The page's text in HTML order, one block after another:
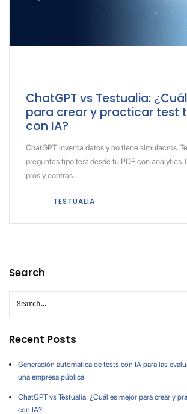
ChatGPT vs Testualia:
para crear y practicar test
con IA?
ChatGPT inventa datos y no tiene simulacros.
preguntas tipo test desde tu PDF con analytics.
pros y contras.
TESTUALIA
Search
Recent Posts
Generación automática de tests con IA para las
una empresa pública
ChatGPT vs Testualia: ¿Cuál es mejor para crear y
con IA?